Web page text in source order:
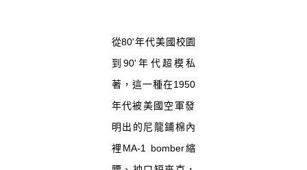
從80'年代美國校園
到90'年代超模私
著，這一種在1950
年代被美國空軍發
明出的尼龍鋪棉內
裡 MA-1 bomber縮